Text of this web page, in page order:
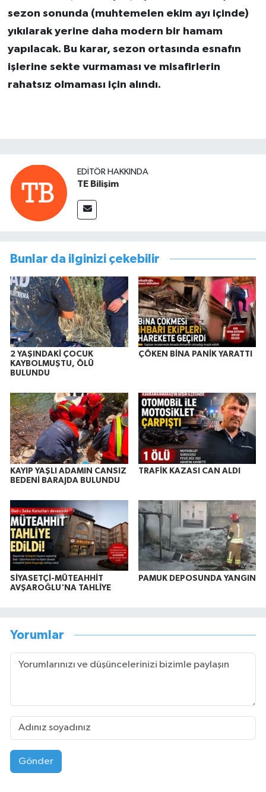
sezon sonunda (muhtemelen ekim ayı içinde)
yıkılarak yerine daha modern bir hamam
yapılacak. Bu karar, sezon ortasında esnafın
işlerine sekte vurmaması ve misafirlerin
rahatsız olmaması için alındı.
EDITÖR HAKKINDA
TE Bilişim
Bunlar da ilginizi çekebilir
2 YAŞINDAKİ ÇOCUK
KAYBOLMUŞTU, ÖLÜ
BULUNDU
ÇÖKEN BİNA PANİK YARATTI
KAYIP YAŞLI ADAMIN CANSIZ
BEDENİ BARAJDA BULUNDU
TRAFİK KAZASI CAN ALDI
SİYASETÇİ-MÜTEAHHİT
AVŞAROĞLU'NA TAHLİYE
PAMUK DEPOSUNDA YANGIN
Yorumlar
Gönder